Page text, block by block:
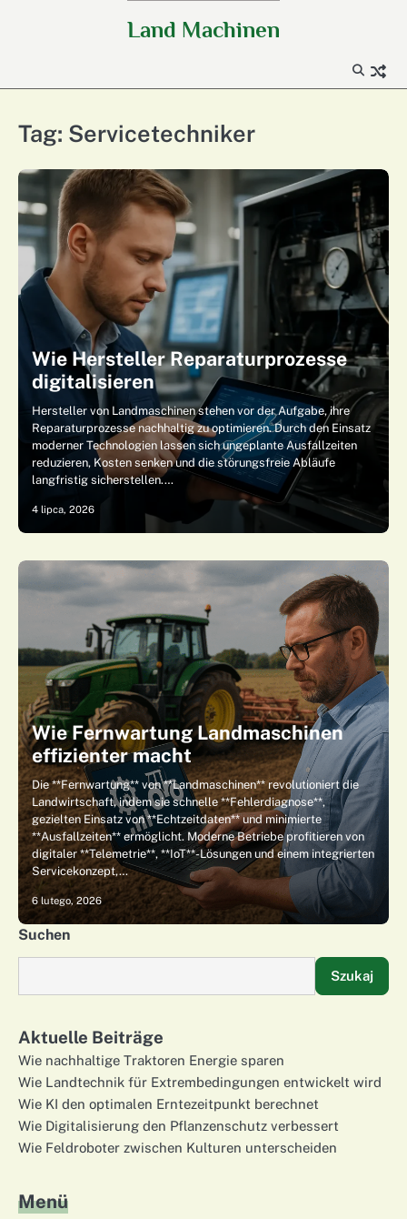
Land Machinen
Tag: Servicetechniker
Wie Hersteller Reparaturprozesse
digitalisieren
Hersteller von Landmaschinen stehen vor der Aufgabe, ihre
Reparaturprozesse nachhaltig zu optimieren. Durch den Einsatz
moderner Technologien lassen sich ungeplante Ausfallzeiten
reduzieren, Kosten senken und die störungsfreie Abläufe
langfristig sicherstellen.…
4 lipca, 2026
Wie Fernwartung Landmaschinen
effizienter macht
Die **Fernwartung** von **Landmaschinen** revolutioniert die
Landwirtschaft, indem sie schnelle **Fehlerdiagnose**,
gezielten Einsatz von **Echtzeitdaten** und minimierte
**Ausfallzeiten** ermöglicht. Moderne Betriebe profitieren von
digitaler **Telemetrie**, **IoT**-Lösungen und einem integrierten
Servicekonzept,…
6 lutego, 2026
Suchen
Szukaj
Aktuelle Beiträge
Wie nachhaltige Traktoren Energie sparen
Wie Landtechnik für Extrembedingungen entwickelt wird
Wie KI den optimalen Erntezeitpunkt berechnet
Wie Digitalisierung den Pflanzenschutz verbessert
Wie Feldroboter zwischen Kulturen unterscheiden
Menü